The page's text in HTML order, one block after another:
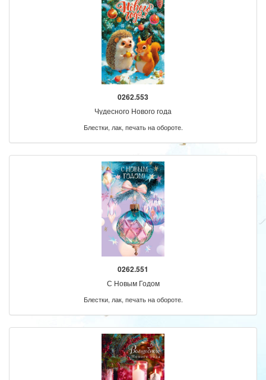
0262.553
Чудесного Нового года
Блестки, лак, печать на обороте.
0262.551
С Новым Годом
Блестки, лак, печать на обороте.